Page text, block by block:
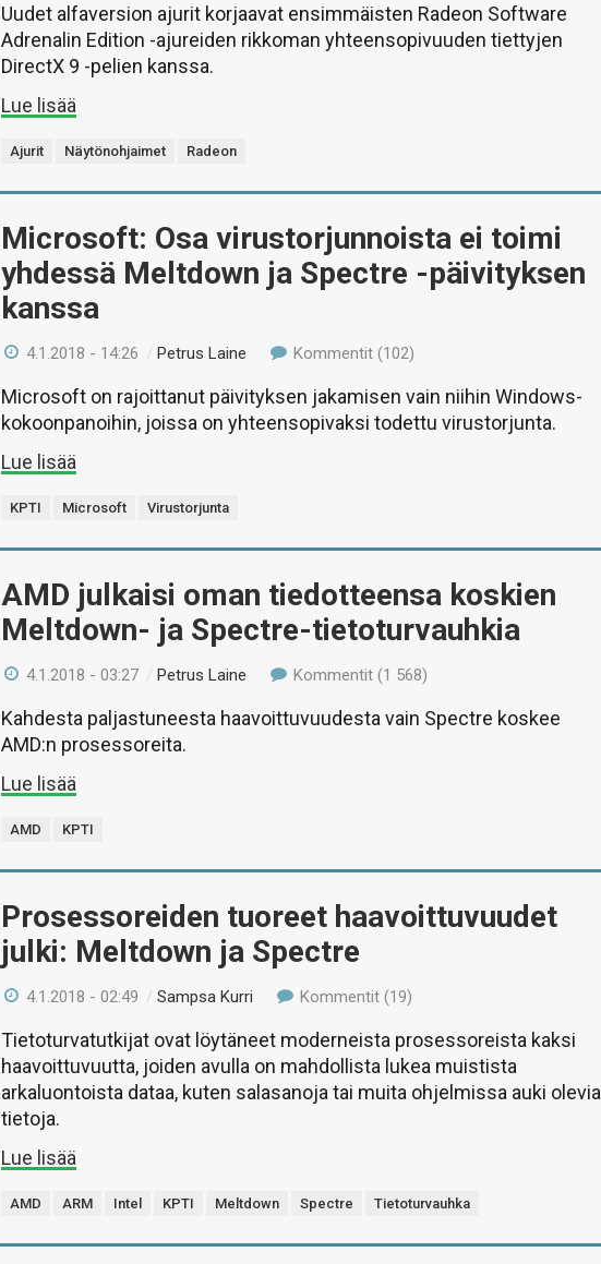
Uudet alfaversion ajurit korjaavat ensimmäisten Radeon Software
Adrenalin Edition -ajureiden rikkoman yhteensopivuuden tiettyjen
DirectX 9 -pelien kanssa.
Lue lisää
Ajurit Näytönohjaimet Radeon
Microsoft: Osa virustorjunnoista ei toimi
yhdessä Meltdown ja Spectre -päivityksen
kanssa
4.1.2018 - 14:26 /Petrus Laine Kommentit (102)
Microsoft on rajoittanut päivityksen jakamisen vain niihin Windows-
kokoonpanoihin, joissa on yhteensopivaksi todettu virustorjunta.
Lue lisää
KPTI Microsoft Virustorjunta
AMD julkaisi oman tiedotteensa koskien
Meltdown- ja Spectre-tietoturvauhkia
4.1.2018 - 03:27 /Petrus Laine Kommentit (1 568)
Kahdesta paljastuneesta haavoittuvuudesta vain Spectre koskee
AMD:n prosessoreita.
Lue lisää
AMD KPTI
Prosessoreiden tuoreet haavoittuvuudet
julki: Meltdown ja Spectre
4.1.2018 - 02:49 /Sampsa Kurri Kommentit (19)
Tietoturvatutkijat ovat löytäneet moderneista prosessoreista kaksi
haavoittuvuutta, joiden avulla on mahdollista lukea muistista
arkaluontoista dataa, kuten salasanoja tai muita ohjelmissa auki olevia
tietoja.
Lue lisää
AMD ARM Intel KPTI Meltdown Spectre Tietoturvauhka